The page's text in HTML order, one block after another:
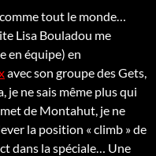
tout le monde…
Lisa Bouladou me
en équipe) en
avec son groupe des Gets,
je ne sais même plus qui
de Montahut, je ne
la position « climb » de
dans la spéciale… Une